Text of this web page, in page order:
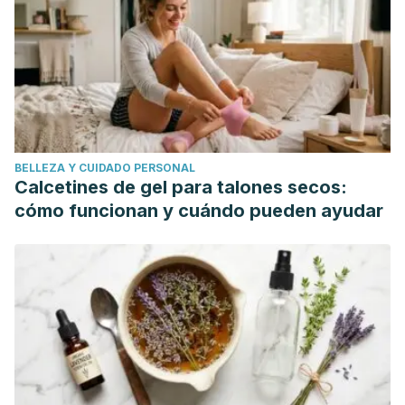
Importancia del agua en la hidratación de la población
española: documento FESNAD 2010. Nutrición
Hospitalaria, 26(1), 27-36. Recuperado en 15 de abril de
2020, de http://scielo.isciii.es/scielo.php?
script=sci_arttext&pid=S0212-
16112011000100003&lng=es&tlng=es.
Antonieta Garrote, Ramón Bonet. 2011. Celulitis.
Actualización en 10 preguntas. Offarm. Vol. 30. Núm. 2.
celulitis-actualizacion-10-preguntas-X0212047X11011335
Alejandra Bernabéu. 2007. Celulitis. Offarm.
https://www.elsevier.es/es-revista-offarm-4-articulo-
celulitis--13101542
Mohammad Nassaji, Raheb Ghorbani, Sanaz Ghashghaee.
2016. Risk factors of acute cellulitis in adult patients: A
BELLEZA Y CUIDADO PERSONAL
Calcetines de gel para talones secos:
cómo funcionan y cuándo pueden ayudar